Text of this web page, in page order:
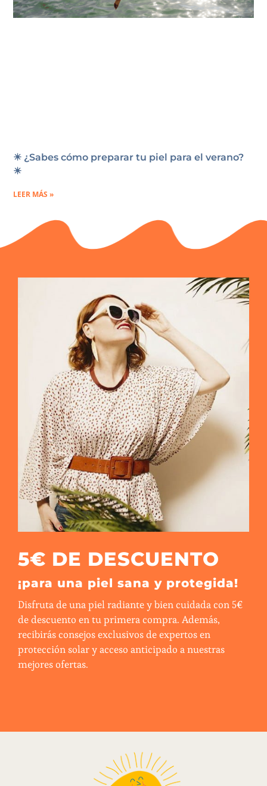
☀ ¿Sabes cómo preparar tu piel para el verano?
☀
LEER MÁS »
5€ DE DESCUENTO
¡para una piel sana y protegida!
Disfruta de una piel radiante y bien cuidada con 5€
de descuento en tu primera compra. Además,
recibirás consejos exclusivos de expertos en
protección solar y acceso anticipado a nuestras
mejores ofertas.